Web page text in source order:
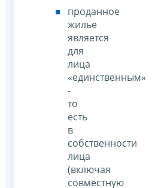
проданное
жилье
является
для
лица
«единственным»
-
то
есть
в
собственности
лица
(включая
совместную